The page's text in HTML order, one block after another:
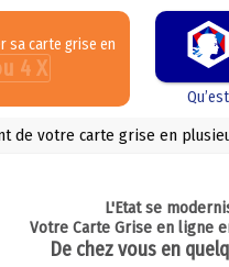
sa carte grise en
4 X
de votre carte grise en
L'Etat se
Votre Carte Grise en ligne
De chez vous en